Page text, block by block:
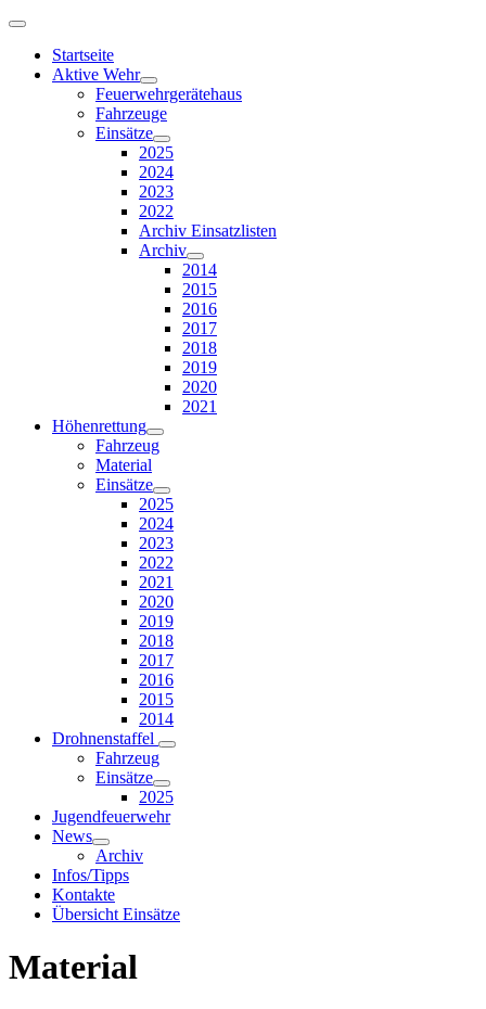
Startseite
Aktive Wehr
Feuerwehrgerätehaus
Fahrzeuge
Einsätze
2025
2024
2023
2022
Archiv Einsatzlisten
Archiv
2014
2015
2016
2017
2018
2019
2020
2021
Höhenrettung
Fahrzeug
Material
Einsätze
2025
2024
2023
2022
2021
2020
2019
2018
2017
2016
2015
2014
Drohnenstaffel
Fahrzeug
Einsätze
2025
Jugendfeuerwehr
News
Archiv
Infos/Tipps
Kontakte
Übersicht Einsätze
Material